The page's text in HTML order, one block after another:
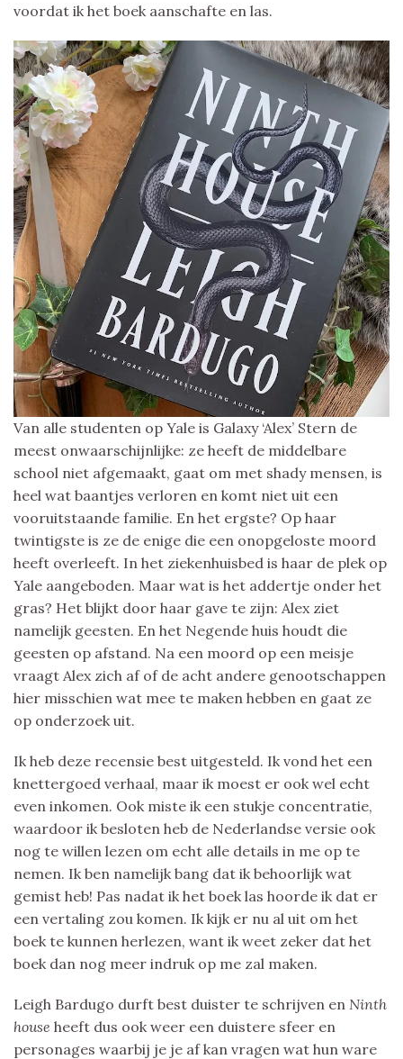
voordat ik het boek aanschafte en las.
Van alle studenten op Yale is Galaxy ‘Alex’ Stern de
meest onwaarschijnlijke: ze heeft de middelbare
school niet afgemaakt, gaat om met shady mensen, is
heel wat baantjes verloren en komt niet uit een
vooruitstaande familie. En het ergste? Op haar
twintigste is ze de enige die een onopgeloste moord
heeft overleeft. In het ziekenhuisbed is haar de plek op
Yale aangeboden. Maar wat is het addertje onder het
gras? Het blijkt door haar gave te zijn: Alex ziet
namelijk geesten. En het Negende huis houdt die
geesten op afstand. Na een moord op een meisje
vraagt Alex zich af of de acht andere genootschappen
hier misschien wat mee te maken hebben en gaat ze
op onderzoek uit.
Ik heb deze recensie best uitgesteld. Ik vond het een
knettergoed verhaal, maar ik moest er ook wel echt
even inkomen. Ook miste ik een stukje concentratie,
waardoor ik besloten heb de Nederlandse versie ook
nog te willen lezen om echt alle details in me op te
nemen. Ik ben namelijk bang dat ik behoorlijk wat
gemist heb! Pas nadat ik het boek las hoorde ik dat er
een vertaling zou komen. Ik kijk er nu al uit om het
boek te kunnen herlezen, want ik weet zeker dat het
boek dan nog meer indruk op me zal maken.
Leigh Bardugo durft best duister te schrijven en Ninth
house heeft dus ook weer een duistere sfeer en
personages waarbij je je af kan vragen wat hun ware